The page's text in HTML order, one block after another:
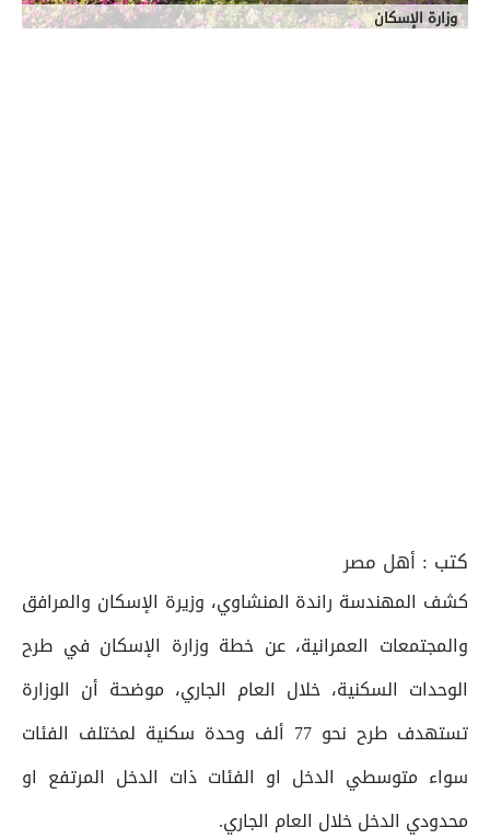
وزارة الإسكان
كتب : أهل مصر
كشف المهندسة راندة المنشاوي، وزيرة الإسكان والمرافق
والمجتمعات العمرانية، عن خطة وزارة الإسكان في طرح
الوحدات السكنية، خلال العام الجاري، موضحة أن الوزارة
تستهدف طرح نحو 77 ألف وحدة سكنية لمختلف الفئات
سواء متوسطي الدخل او الفئات ذات الدخل المرتفع او
محدودي الدخل خلال العام الجاري.